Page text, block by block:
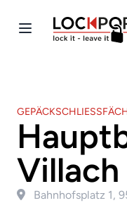
Villach
Bahnhofsplatz 1,